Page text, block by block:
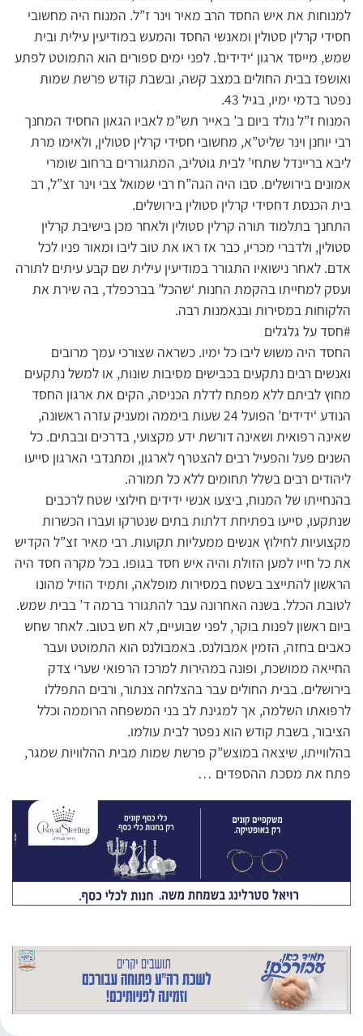
למנוחות את איש החסד הרב מאיר וינר ז”ל. המנוח היה מחשובי
חסידי קרלין סטולין ומאנשי החסד והמעש במודיעין עילית ובית
שמש, מייסד ארגון ‘ידידים’. לפני ימים ספורים הוא התמוטט לפתע
ואושפז בבית החולים במצב קשה, ובשבת קודש פרשת שמות
נפטר בדמי ימיו, בגיל 43.
המנוח ז”ל נולד ביום ב’ באייר תש”מ לאביו הגאון החסיד המחנך
רבי יוחנן וינר שליט”א, מחשובי חסידי קרלין סטולין, ולאימו מרת
ליבא בריינדל שתחי’ לבית גוטליב, המתגוררים ברחוב שומרי
אמונים בירושלים. סבו היה הגה”ח רבי שמואל צבי וינר זצ”ל, רב
בית הכנסת דחסידי קרלין סטולין בירושלים.
התחנך בתלמוד תורה קרלין סטולין ולאחר מכן בישיבת קרלין
סטולין, ולדברי מכריו, כבר אז ראו את טוב ליבו ומאור פניו לכל
אדם. לאחר נישואיו התגורר במודיעין עילית שם קבע עיתים לתורה
ועסק למחייתו בהקמת החנות ‘שהכל’ בברכפלד, בה שירת את
הלקוחות במסירות ובנאמנות רבה.
#חסד על גלגלים
החסד היה משוש ליבו כל ימיו. כשראה שצורכי עמך מרובים
ואנשים רבים נתקעים בכבישים מסיבות שונות, או למשל נתקעים
מחוץ לביתם ללא מפתח לדלת הכניסה, הקים את ארגון החסד
הנודע ‘ידידים’ הפועל 24 שעות ביממה ומעניק עזרה ראשונה,
שאינה רפואית ושאינה דורשת ידע מקצועי, בדרכים ובבתים. כל
השנים פעל והפעיל רבים להצטרף לארגון, ומתנדבי הארגון סייעו
ליהודים רבים בשלל תחומים ללא כל תמורה.
בהנחייתו של המנוח, ביצעו אנשי ידידים חילוצי שטח לרכבים
שנתקעו, סייעו בפתיחת דלתות בתים שנטרקו ועברו הכשרות
מקצועיות לחילוץ אנשים ממעליות תקועות. רבי מאיר זצ”ל הקדיש
את כל חייו למען הזולת והיה איש חסד בגופו. בכל מקרה חסד היה
הראשון להתייצב בשטח במסירות מופלאה, ותמיד הוזיל מהונו
לטובת הכלל. בשנה האחרונה עבר להתגורר ברמה ד’ בבית שמש.
ביום ראשון לפנות בוקר, לפני שבועיים, לא חש בטוב. לאחר שחש
כאבים בחזה, הזמין אמבולנס. באמבולנס הוא התמוטט ועבר
החייאה ממושכת, ופונה במהירות למרכז הרפואי שערי צדק
בירושלים. בבית החולים עבר בהצלחה צנתור, ורבים התפללו
לרפואתו השלמה, אך למגינת לב בני המשפחה הרוממה וכלל
הציבור, בשבת קודש הוא נפטר לבית עולמו.
בהלווייתו, שיצאה במוצש”ק פרשת שמות מבית ההלוויות שמגר,
פתח את מסכת ההספדים …